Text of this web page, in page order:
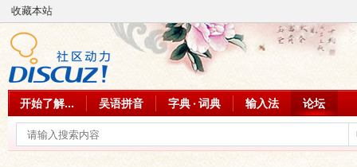
收藏本站
开始了解... 吴语拼音 字典 · 词典 输入法 论坛